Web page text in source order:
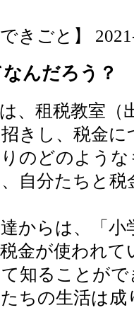
できごと】
んだろう？
、租税教室（
きし、税金
のどのよう
自分たちと
からは、「小
金が使われ
知ることが
ちの生活は